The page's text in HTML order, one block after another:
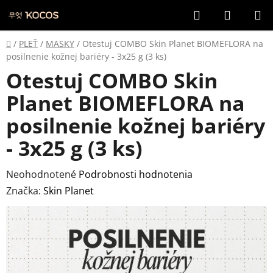
na
obsah
Hľadať
KOŠÍK
Domov
/ PLEŤ / MASKY / Otestuj COMBO Skin Planet BIOMEFLORA na
posilnenie kožnej bariéry - 3x25 g (3 ks)
Otestuj COMBO Skin
Planet BIOMEFLORA na
posilnenie kožnej bariéry
- 3x25 g (3 ks)
Priemerné
hodnotenie
produktu
je
0,0
z
Neohodnotené Podrobnosti hodnotenia
Značka: Skin Planet